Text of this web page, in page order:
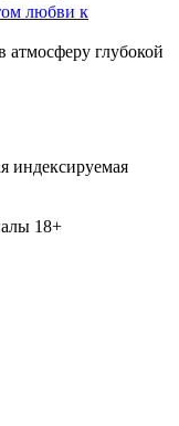
любви к
атмосферу глубокой
индексируемая
18+